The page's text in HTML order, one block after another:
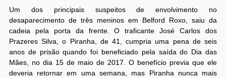
Um dos principais suspeitos de envolvimento no
desaparecimento de três meninos em Belford Roxo, saiu da
cadeia pela porta da frente. O traficante José Carlos dos
Prazeres Silva, o Piranha, de 41, cumpria uma pena de seis
anos de prisão quando foi beneficiado pela saída do Dia das
Mães, no dia 15 de maio de 2017. O benefício previa que ele
deveria retornar em uma semana, mas Piranha nunca mais